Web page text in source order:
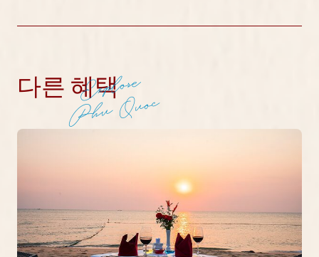
다른 혜택
Explore
Phu Quoc